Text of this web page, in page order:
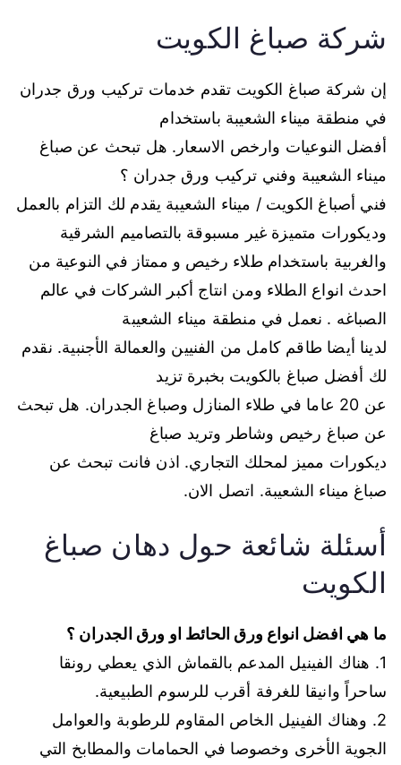
شركة صباغ الكويت
إن شركة صباغ الكويت تقدم خدمات تركيب ورق جدران
في منطقة ميناء الشعيبة باستخدام
أفضل النوعيات وارخص الاسعار. هل تبحث عن صباغ
ميناء الشعيبة وفني تركيب ورق جدران ؟
فني أصباغ الكويت / ميناء الشعيبة يقدم لك التزام بالعمل
وديكورات متميزة غير مسبوقة بالتصاميم الشرقية
والغربية باستخدام طلاء رخيص و ممتاز في النوعية من
احدث انواع الطلاء ومن انتاج أكبر الشركات في عالم
الصباغه . نعمل في منطقة ميناء الشعيبة
لدينا أيضا طاقم كامل من الفنيين والعمالة الأجنبية. نقدم
لك أفضل صباغ بالكويت بخبرة تزيد
عن 20 عاما في طلاء المنازل وصباغ الجدران. هل تبحث
عن صباغ رخيص وشاطر وتريد صباغ
ديكورات مميز لمحلك التجاري. اذن فانت تبحث عن
صباغ ميناء الشعيبة. اتصل الان.
أسئلة شائعة حول دهان صباغ
الكويت
ما هي افضل انواع ورق الحائط او ورق الجدران ؟
1. هناك الفينيل المدعم بالقماش الذي يعطي رونقا
ساحراً وانيقا للغرفة أقرب للرسوم الطبيعية.
2. وهناك الفينيل الخاص المقاوم للرطوبة والعوامل
الجوية الأخرى وخصوصا في الحمامات والمطابخ التي